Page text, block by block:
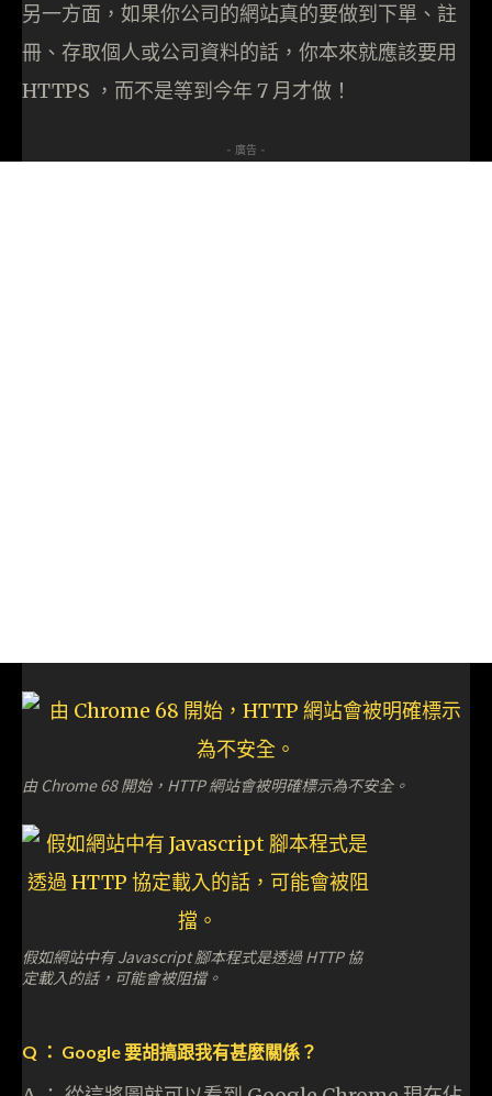
另一方面，如果你公司的網站真的要做到下單、註
冊、存取個人或公司資料的話，你本來就應該要用
HTTPS ，而不是等到今年 7 月才做！
- 廣告 -
由 Chrome 68 開始，HTTP 網站會被明確標示為不安全。
假如網站中有 Javascript 腳本程式是透過 HTTP 協
定載入的話，可能會被阻擋。
Q ： Google 要胡搞跟我有甚麼關係？